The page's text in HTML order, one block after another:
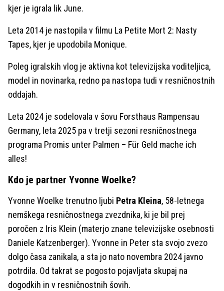
kjer je igrala lik June.
Leta 2014 je nastopila v filmu La Petite Mort 2: Nasty
Tapes, kjer je upodobila Monique.
Poleg igralskih vlog je aktivna kot televizijska voditeljica,
model in novinarka, redno pa nastopa tudi v resničnostnih
oddajah.
Leta 2024 je sodelovala v šovu Forsthaus Rampensau
Germany, leta 2025 pa v tretji sezoni resničnostnega
programa Promis unter Palmen – Für Geld mache ich
alles!
Kdo je partner Yvonne Woelke?
Yvonne Woelke trenutno ljubi Petra Kleina, 58-letnega
nemškega resničnostnega zvezdnika, ki je bil prej
poročen z Iris Klein (materjo znane televizijske osebnosti
Daniele Katzenberger). Yvonne in Peter sta svojo zvezo
dolgo časa zanikala, a sta jo nato novembra 2024 javno
potrdila. Od takrat se pogosto pojavljata skupaj na
dogodkih in v resničnostnih šovih.